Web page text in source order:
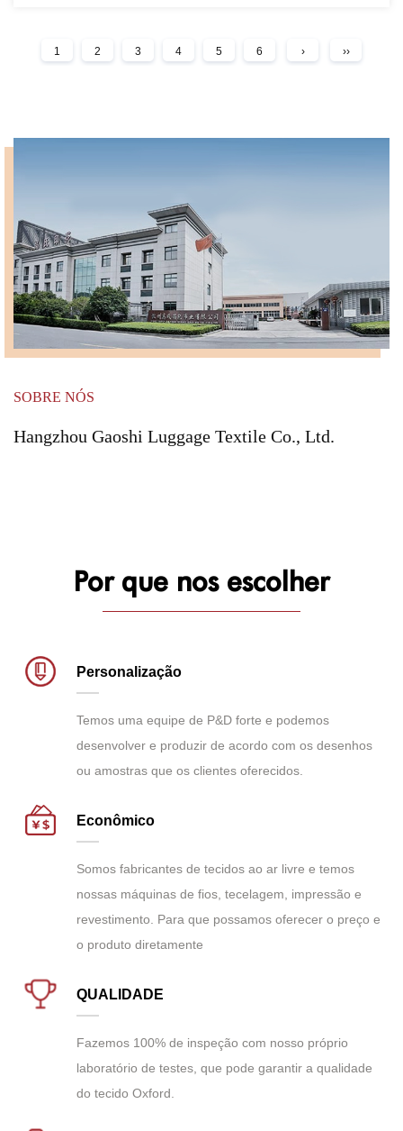
1 2 3 4 5 6 › ››
SOBRE NÓS
Hangzhou Gaoshi Luggage Textile Co., Ltd.
Por que nos escolher
Personalização
Temos uma equipe de P&D forte e podemos
desenvolver e produzir de acordo com os desenhos
ou amostras que os clientes oferecidos.
Econômico
Somos fabricantes de tecidos ao ar livre e temos
nossas máquinas de fios, tecelagem, impressão e
revestimento. Para que possamos oferecer o preço e
o produto diretamente
QUALIDADE
Fazemos 100% de inspeção com nosso próprio
laboratório de testes, que pode garantir a qualidade
do tecido Oxford.